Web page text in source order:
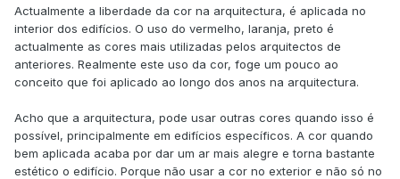
Actualmente a liberdade da cor na arquitectura, é aplicada no
interior dos edifícios. O uso do vermelho, laranja, preto é
actualmente as cores mais utilizadas pelos arquitectos de
anteriores. Realmente este uso da cor, foge um pouco ao
conceito que foi aplicado ao longo dos anos na arquitectura.
Acho que a arquitectura, pode usar outras cores quando isso é
possível, principalmente em edifícios específicos. A cor quando
bem aplicada acaba por dar um ar mais alegre e torna bastante
estético o edifício. Porque não usar a cor no exterior e não só no